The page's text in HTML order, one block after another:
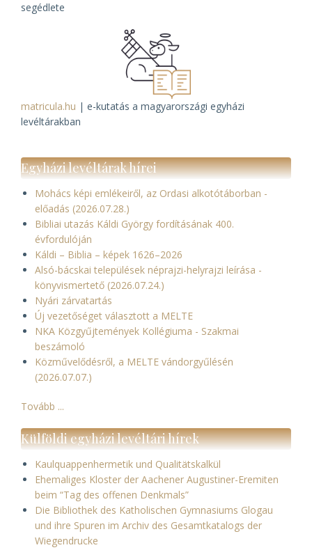
segédlete
matricula.hu | e-kutatás a magyarországi egyházi
levéltárakban
Egyházi levéltárak hírei
Mohács képi emlékeiről, az Ordasi alkotótáborban -
előadás (2026.07.28.)
Bibliai utazás Káldi György fordításának 400.
évfordulóján
Káldi – Biblia – képek 1626–2026
Alsó-bácskai települések néprajzi-helyrajzi leírása -
könyvismertető (2026.07.24.)
Nyári zárvatartás
Új vezetőséget választott a MELTE
NKA Közgyűjtemények Kollégiuma - Szakmai
beszámoló
Közművelődésről, a MELTE vándorgyűlésén
(2026.07.07.)
Tovább ...
Külföldi egyházi levéltári hírek
Kaulquappenhermetik und Qualitätskalkül
Ehemaliges Kloster der Aachener Augustiner-Eremiten
beim “Tag des offenen Denkmals”
Die Bibliothek des Katholischen Gymnasiums Glogau
und ihre Spuren im Archiv des Gesamtkatalogs der
Wiegendrucke